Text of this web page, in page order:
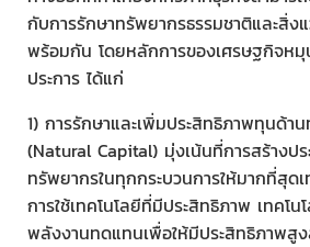
กับการรักษาทรัพยากรธรรมชาติและสิ่ง
พร้อมกัน โดยหลักการของเศรษฐกิจห
ประการ ได้แก่
1) การรักษาและเพิ่มประสิทธิภาพทุนด้า
(Natural Capital) มุ่งเน้นที่การสร้างป
ทรัพยากรในทุกกระบวนการให้มากที่สุด
การใช้เทคโนโลยีที่มีประสิทธิภาพ เทคโน
พลังงานทดแทนเพื่อให้มีประสิทธิภาพสู